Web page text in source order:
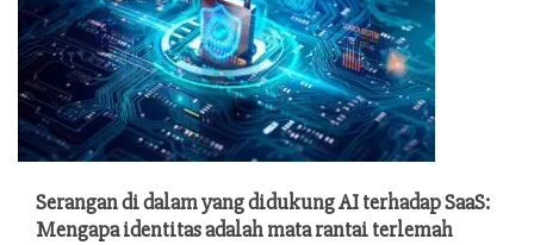
Serangan di dalam yang didukung AI terhadap SaaS:
Mengapa identitas adalah mata rantai terlemah